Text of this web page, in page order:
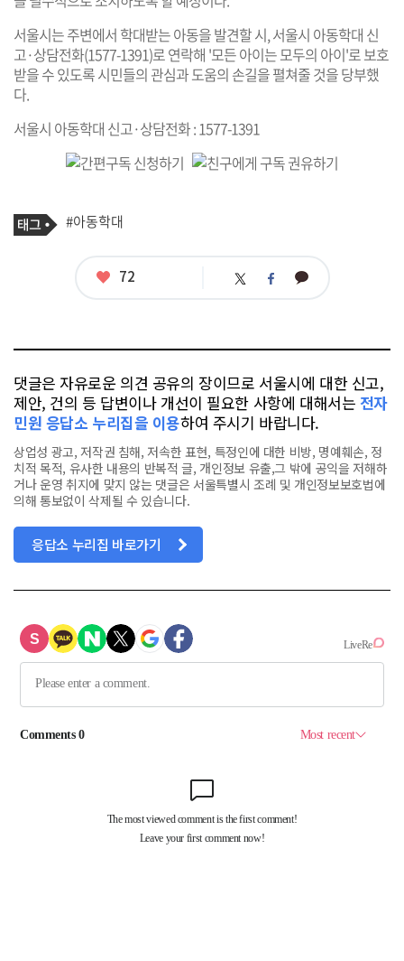
서울시는 주변에서 학대받는 아동을 발견할 시, 서울시 아동학대 신
고·상담전화(1577-1391)로 연락해 '모든 아이는 모두의 아이'로 보호
받을 수 있도록 시민들의 관심과 도움의 손길을 펼쳐줄 것을 당부했
다.
서울시 아동학대 신고·상담전화 : 1577-1391
기
사
태
그
#아동학대
좋
72 트 페 카
댓글은 자유로운 의견 공유의 장이므로 서울시에 대한 신고,
제안, 건의 등 답변이나 개선이 필요한 사항에 대해서는 전자
민원 응답소 누리집을 이용하여 주시기 바랍니다.
상업성 광고, 저작권 침해, 저속한 표현, 특정인에 대한 비방, 명예훼손, 정
치적 목적, 유사한 내용의 반복적 글, 개인정보 유출,그 밖에 공익을 저해하
거나 운영 취지에 맞지 않는 댓글은 서울특별시 조례 및 개인정보보호법에
의해 통보없이 삭제될 수 있습니다.
응답소 누리집 바로가기